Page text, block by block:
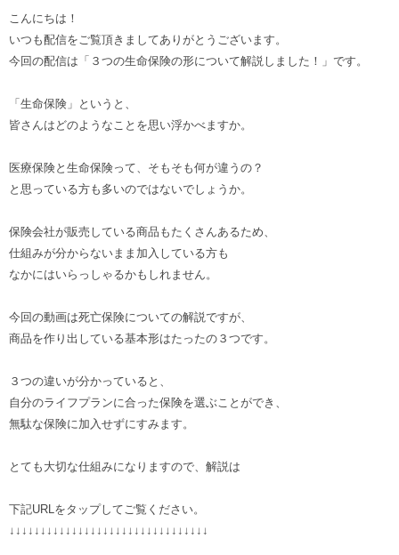
こんにちは！
いつも配信をご覧頂きましてありがとうございます。
今回の配信は「３つの生命保険の形について解説しました！」です。
「生命保険」というと、
皆さんはどのようなことを思い浮かべますか。
医療保険と生命保険って、そもそも何が違うの？
と思っている方も多いのではないでしょうか。
保険会社が販売している商品もたくさんあるため、
仕組みが分からないまま加入している方も
なかにはいらっしゃるかもしれません。
今回の動画は死亡保険についての解説ですが、
商品を作り出している基本形はたったの３つです。
３つの違いが分かっていると、
自分のライフプランに合った保険を選ぶことができ、
無駄な保険に加入せずにすみます。
とても大切な仕組みになりますので、解説は
下記URLをタップしてご覧ください。
↓↓↓↓↓↓↓↓↓↓↓↓↓↓↓↓↓↓↓↓↓↓↓↓↓↓↓↓↓↓↓↓